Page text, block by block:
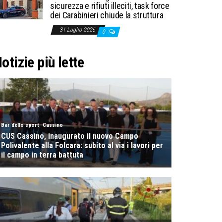
sicurezza e rifiuti illeciti, task force
dei Carabinieri chiude la struttura
31 Luglio 2026 0
più lette